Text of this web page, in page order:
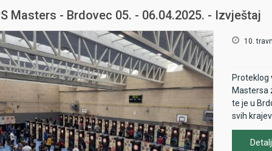
32 igrača
Seniorke:
Masters - Brdovec 05. - 06.04.2025. - Izvještaj
10.
Proteklog
Mastersa
te je u
svih